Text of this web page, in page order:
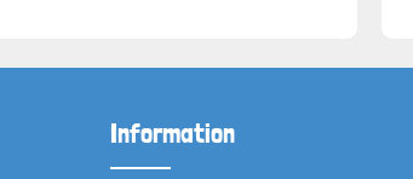
Information